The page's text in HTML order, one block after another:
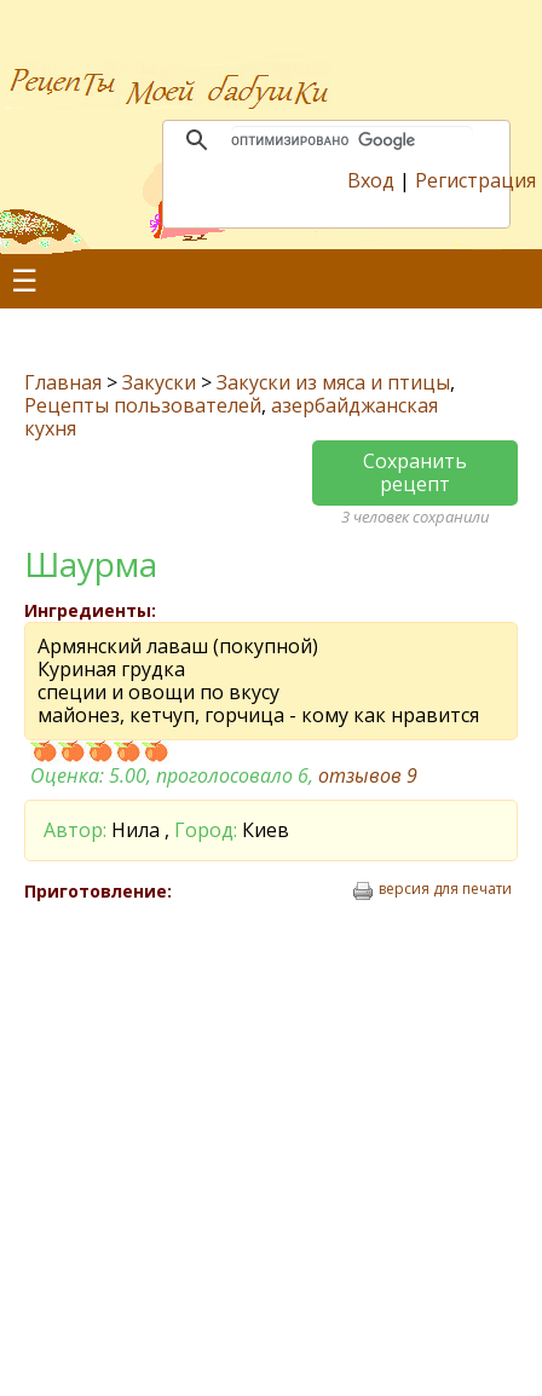
Вход | Регистрация
☰
Главная >Закуски >Закуски из мяса и птицы,
Рецепты пользователей, азербайджанская
кухня
Сохранить
рецепт
3 человек сохранили
Шаурма
Ингредиенты:
Армянский лаваш (покупной)
Куриная грудка
специи и овощи по вкусу
майонез, кетчуп, горчица - кому как нравится
Оценка:5.00, проголосовало 6, отзывов 9
Автор: Нила , Город: Киев
Приготовление: версия для печати